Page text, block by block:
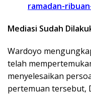
ramadan-
Mediasi Sudah
Wardoyo
telah
menyelesaikan
pertemuan tersebut,